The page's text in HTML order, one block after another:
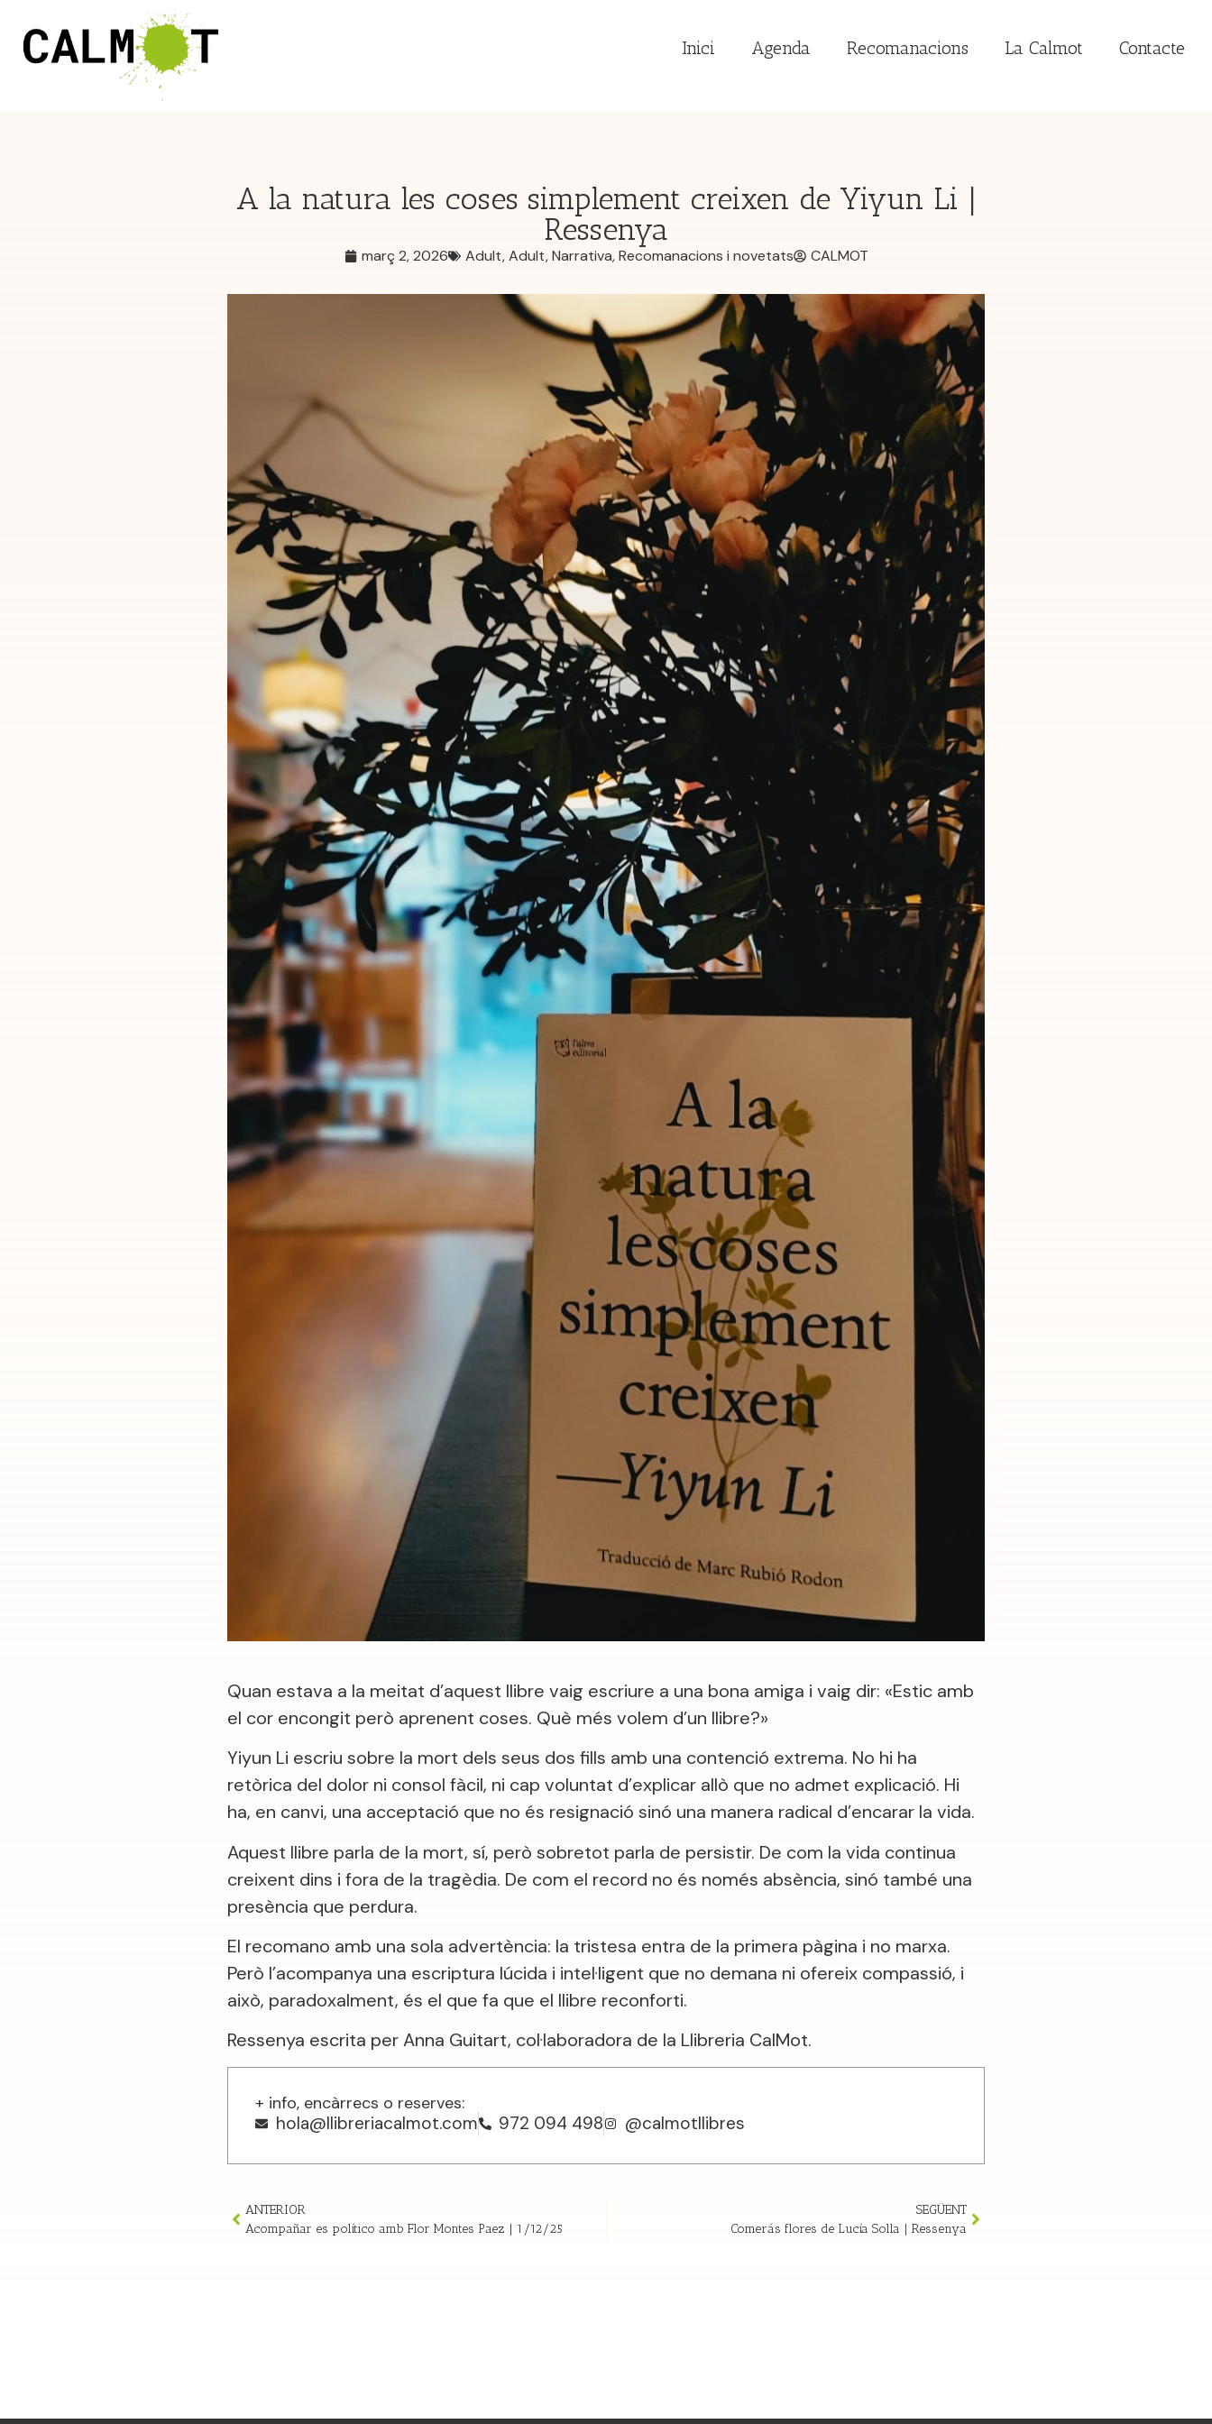
Inici Agenda Recomanacions La Calmot Contacte
A la natura les coses simplement creixen de Yiyun Li |
Ressenya
març 2, 2026 Adult,Adult,Narrativa,Recomanacions i novetats CALMOT
Quan estava a la meitat d’aquest llibre vaig escriure a una bona amiga i vaig dir: «Estic amb
el cor encongit però aprenent coses. Què més volem d’un llibre?»
Yiyun Li escriu sobre la mort dels seus dos fills amb una contenció extrema. No hi ha
retòrica del dolor ni consol fàcil, ni cap voluntat d’explicar allò que no admet explicació. Hi
ha, en canvi, una acceptació que no és resignació sinó una manera radical d’encarar la vida.
Aquest llibre parla de la mort, sí, però sobretot parla de persistir. De com la vida continua
creixent dins i fora de la tragèdia. De com el record no és només absència, sinó també una
presència que perdura.
El recomano amb una sola advertència: la tristesa entra de la primera pàgina i no marxa.
Però l’acompanya una escriptura lúcida i intel·ligent que no demana ni ofereix compassió, i
això, paradoxalment, és el que fa que el llibre reconforti.
Ressenya escrita per Anna Guitart, col·laboradora de la Llibreria CalMot.
+ info, encàrrecs o reserves:
hola@llibreriacalmot.com 972 094 498 @calmotllibres
ANTERIOR
Acompañar es político amb Flor Montes Paez | 1/12/25
SEGÜENT
Comerás flores de Lucía Solla | Ressenya